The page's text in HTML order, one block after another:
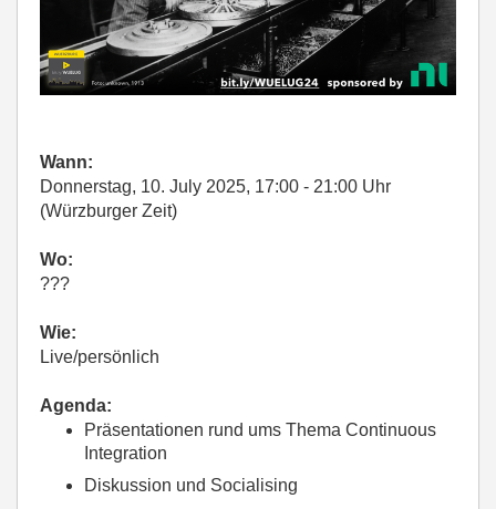
Wann:
Donnerstag, 10. July 2025, 17:00 - 21:00 Uhr
(Würzburger Zeit)
Wo:
???
Wie:
Live/persönlich
Agenda:
Präsentationen rund ums Thema Continuous
Integration
Diskussion und Socialising